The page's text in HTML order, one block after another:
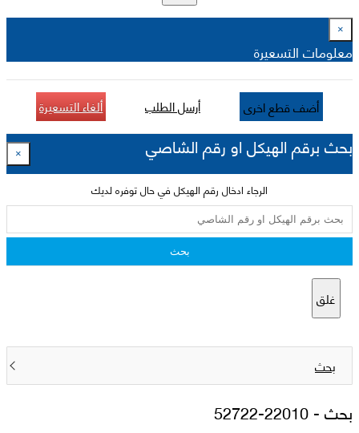
×
معلومات التسعيرة
أضف قطع اخرى أرسل الطلب ألغاء التسعيرة
بحث برقم الهيكل او رقم الشاصي ×
الرجاء ادخال رقم الهيكل في حال توفره لديك
بحث
غلق
بحث
بحث -52722-22010